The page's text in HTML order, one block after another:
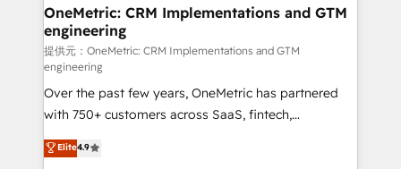
growth. Our multidisciplinary team designs solutions
that simplify complexity, boost performance, and
turn innovation into real impact. 🌍 Highlights •
HubSpot Partner since 2012 • 2022 EMEA Impact
Award: Best Integration • 150+ successful HubSpot
projects • Clients in 30+ industries • Proprietary
technology for integrations • Multilingual team:
English, Spanish, Portuguese & Italian 👉 Grow
OneMetric: CRM Implementations and GTM
engineering
提供元：OneMetric: CRM Implementations and GTM
engineering
Over the past few years, OneMetric has partnered
with 750+ customers across SaaS, fintech,
healthcare, real estate, and other industries. With
150+ HubSpot-certified experts, we deliver scalable
Elite4.9